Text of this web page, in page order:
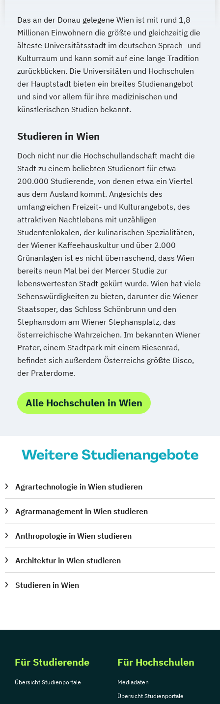
Das an der Donau gelegene Wien ist mit rund 1,8
Millionen Einwohnern die größte und gleichzeitig die
älteste Universitätsstadt im deutschen Sprach- und
Kulturraum und kann somit auf eine lange Tradition
zurückblicken. Die Universitäten und Hochschulen
der Hauptstadt bieten ein breites Studienangebot
und sind vor allem für ihre medizinischen und
künstlerischen Studien bekannt.
Studieren in Wien
Doch nicht nur die Hochschullandschaft macht die
Stadt zu einem beliebten Studienort für etwa
200.000 Studierende, von denen etwa ein Viertel
aus dem Ausland kommt. Angesichts des
umfangreichen Freizeit- und Kulturangebots, des
attraktiven Nachtlebens mit unzähligen
Studentenlokalen, der kulinarischen Spezialitäten,
der Wiener Kaffeehauskultur und über 2.000
Grünanlagen ist es nicht überraschend, dass Wien
bereits neun Mal bei der Mercer Studie zur
lebenswertesten Stadt gekürt wurde. Wien hat viele
Sehenswürdigkeiten zu bieten, darunter die Wiener
Staatsoper, das Schloss Schönbrunn und den
Stephansdom am Wiener Stephansplatz, das
österreichische Wahrzeichen. Im bekannten Wiener
Prater, einem Stadtpark mit einem Riesenrad,
befindet sich außerdem Österreichs größte Disco,
der Praterdome.
Alle Hochschulen in Wien
Weitere Studienangebote
Agrartechnologie in Wien studieren
Agrarmanagement in Wien studieren
Anthropologie in Wien studieren
Architektur in Wien studieren
Studieren in Wien
Für Studierende
Übersicht Studienportale
Für Hochschulen
Mediadaten
Übersicht Studienportale